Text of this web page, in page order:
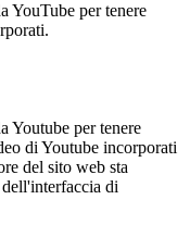
YouTube per tenere
Youtube per tenere
di Youtube incorporati
del sito web sta
di